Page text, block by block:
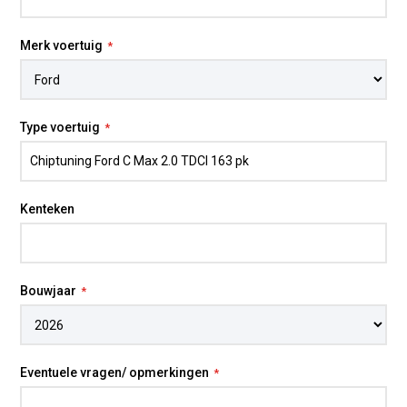
meer koppelbegrenzers, gasklep- of
gaspedaalrespons en waar van toepassing
turbodruk, inspuiting of ontsteking binnen veilige
marges. Omdat wij eigen programmeurs in dienst
hebben, kunnen wij de software volledig afstemmen
op jouw wensen. Juist daardoor is
maatinteressant: meer bruikbaar vermogen zonder
het karakter van de auto uit balans te brengen.
gevallen ook
Daarmee kan vervuiling in het inlaattraject worden
* Inbouw op locatie
voor professionele installatie. Starttarief is € 85,- ex BTW
Merk voertuig
Type voertuig
Kenteken
Bouwjaar
Eventuele vragen/ opmerkingen